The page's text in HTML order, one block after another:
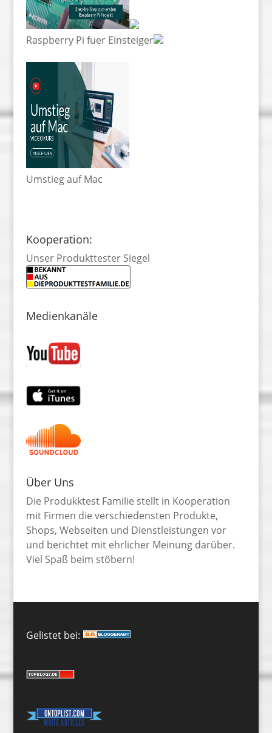
Raspberry Pi fuer Einsteiger
Umstieg auf Mac
Kooperation:
Unser Produkttester Siegel
Medienkanäle
Über Uns
Die Produkktest Familie stellt in Kooperation
mit Firmen die verschiedensten Produkte,
Shops, Webseiten und Dienstleistungen vor
und berichtet mit ehrlicher Meinung darüber.
Viel Spaß beim stöbern!
Gelistet bei: